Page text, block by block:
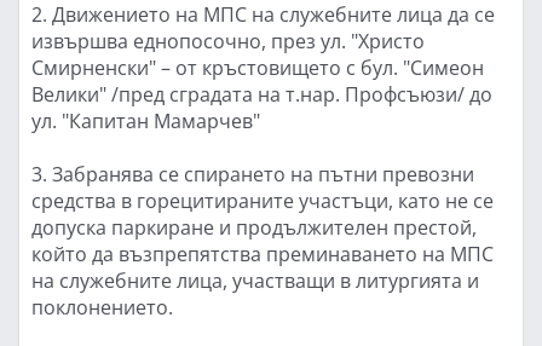
2. Движението на МПС на служебните лица да се
извършва еднопосочно, през ул. "Христо
Смирненски" – от кръстовището с бул. "Симеон
Велики" /пред сградата на т.нар. Профсъюзи/ до
ул. "Капитан Мамарчев"
3. Забранява се спирането на пътни превозни
средства в горецитираните участъци, като не се
допуска паркиране и продължителен престой,
който да възпрепятства преминаването на МПС
на служебните лица, участващи в литургията и
поклонението.